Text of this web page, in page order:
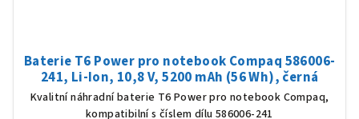
Baterie T6 Power pro notebook Compaq 586006-
241, Li-Ion, 10,8 V, 5200 mAh (56 Wh), černá
Kvalitní náhradní baterie T6 Power pro notebook Compaq,
kompatibilní s číslem dílu 586006-241